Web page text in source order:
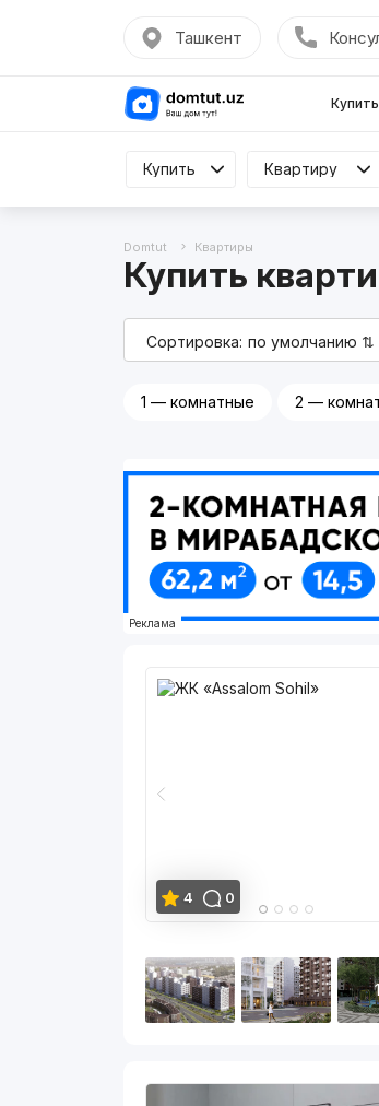
Ташкент
Купить
Купить
Купить Квартиру
Квартиру
Domtut Квартиры
Купить
Сортировка: по умолчанию ⇅
1 — комнатные 2 —
Реклама
4 0